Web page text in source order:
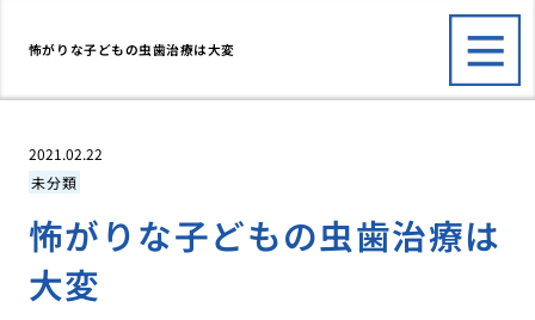
怖がりな子どもの虫歯治療は大変
2021.02.22
未分類
怖がりな子どもの虫歯治療は
大変